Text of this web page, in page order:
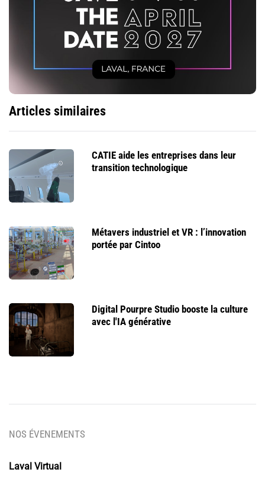
Articles similaires
CATIE aide les entreprises dans leur
transition technologique
Métavers industriel et VR : l’innovation
portée par Cintoo
Digital Pourpre Studio booste la culture
avec l'IA générative
NOS ÉVENEMENTS
Laval Virtual